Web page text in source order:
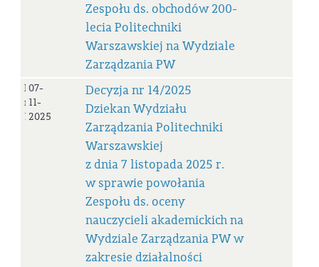
Zespołu ds. obchodów 200-
lecia Politechniki
Warszawskiej na Wydziale
Zarządzania PW
Decyzja
nr
14_2025
07-
11-
2025
Decyzja nr 14/2025
Dziekan Wydziału
Zarządzania Politechniki
Warszawskiej
z dnia 7 listopada 2025 r.
w sprawie powołania
Zespołu ds. oceny
nauczycieli akademickich na
Wydziale Zarządzania PW w
zakresie działalności